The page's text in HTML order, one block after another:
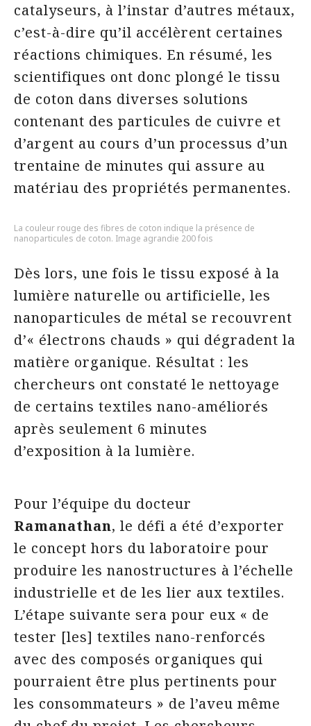
catalyseurs, à l’instar d’autres métaux,
c’est-à-dire qu’il accélèrent certaines
réactions chimiques. En résumé, les
scientifiques ont donc plongé le tissu
de coton dans diverses solutions
contenant des particules de cuivre et
d’argent au cours d’un processus d’un
trentaine de minutes qui assure au
matériau des propriétés permanentes.
La couleur rouge des fibres de coton indique la présence de
nanoparticules de coton. Image agrandie 200 fois
Dès lors, une fois le tissu exposé à la
lumière naturelle ou artificielle, les
nanoparticules de métal se recouvrent
d’« électrons chauds » qui dégradent la
matière organique. Résultat : les
chercheurs ont constaté le nettoyage
de certains textiles nano-améliorés
après seulement 6 minutes
d’exposition à la lumière.
Pour l’équipe du docteur
Ramanathan, le défi a été d’exporter
le concept hors du laboratoire pour
produire les nanostructures à l’échelle
industrielle et de les lier aux textiles.
L’étape suivante sera pour eux « de
tester [les] textiles nano-renforcés
avec des composés organiques qui
pourraient être plus pertinents pour
les consommateurs » de l’aveu même